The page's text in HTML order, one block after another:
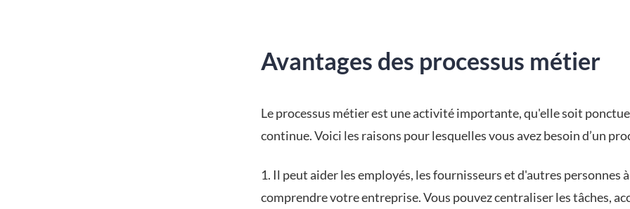
Avantages des processus métier
Le processus métier est une activité importante, qu'elle soit
continue. Voici les raisons pour lesquelles vous avez besoin d’un
1. Il peut aider les employés, les fournisseurs et d'autres personnes
comprendre votre entreprise. Vous pouvez centraliser les tâches,